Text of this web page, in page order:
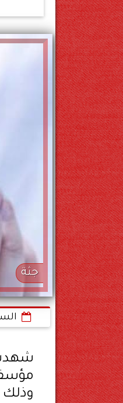
جثة
السبت،